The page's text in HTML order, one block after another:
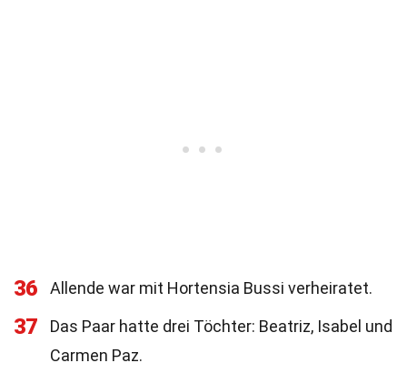
36 Allende war mit Hortensia Bussi verheiratet.
37
Das Paar hatte drei Töchter: Beatriz, Isabel und
Carmen Paz.